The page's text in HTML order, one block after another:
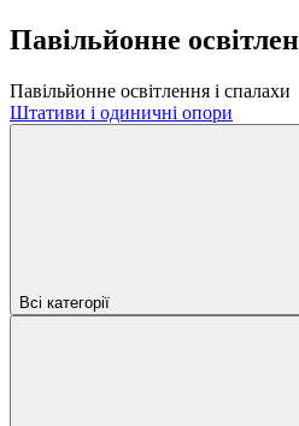
Павільйонне
Павільйонне освітлення і спалахи
Штативи і одиничні опори
Всі категорії